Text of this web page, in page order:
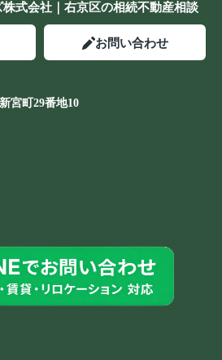
式会社｜右京区の相続不動産相談
お問い合わせ
宮町29番地10